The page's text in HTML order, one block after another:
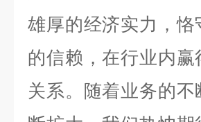
雄厚的经济实力，
的信赖，在行业内赢
关系。随着业务的